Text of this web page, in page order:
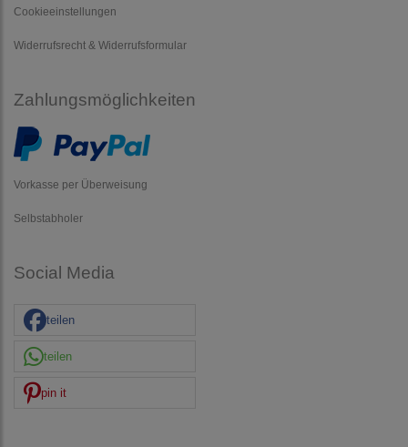
Cookieeinstellungen
Widerrufsrecht & Widerrufsformular
Zahlungsmöglichkeiten
Vorkasse per Überweisung
Selbstabholer
Social Media
teilen
teilen
pin it